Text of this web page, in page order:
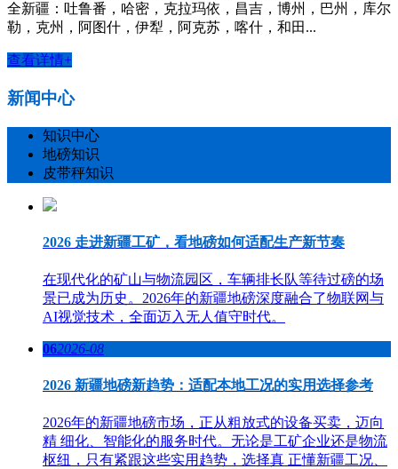
全新疆：吐鲁番，哈密，克拉玛依，昌吉，博州，巴州，库尔
勒，克州，阿图什，伊犁，阿克苏，喀什，和田...
查看详情+
新闻中心
知识中心
地磅知识
皮带秤知识
2026 走进新疆工矿，看地磅如何适配生产新节奏
在现代化的矿山与物流园区，车辆排长队等待过磅的场
景已成为历史。2026年的新疆地磅深度融合了物联网与
AI视觉技术，全面迈入无人值守时代。
062026-08
2026 新疆地磅新趋势：适配本地工况的实用选择参考
2026年的新疆地磅市场，正从粗放式的设备买卖，迈向
精 细化、智能化的服务时代。无论是工矿企业还是物流
枢纽，只有紧跟这些实用趋势，选择真 正懂新疆工况、